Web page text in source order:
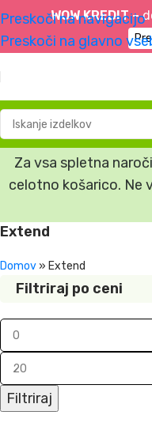
WOW KREDIT –
Preskoči na navigacijo
Preskoči na glavno
Za vsa spletna
celotno košarico. Ne
Extend
Domov » Extend
Filtriraj po ceni
Filtriraj